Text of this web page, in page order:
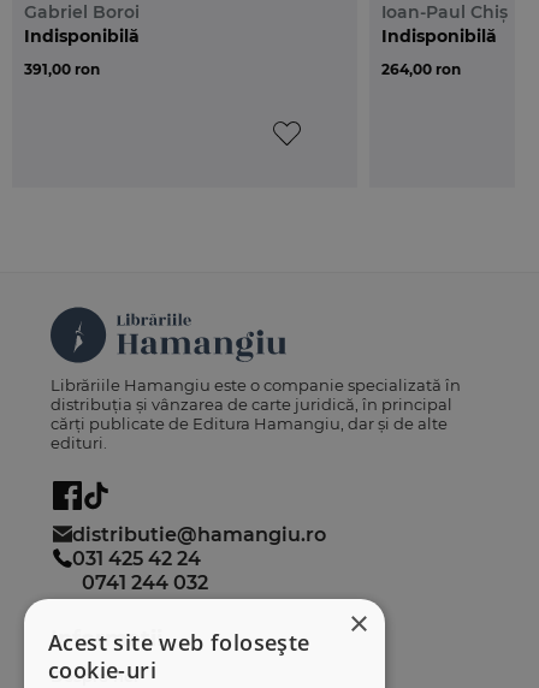
Gabriel Boroi
391,00 ron
Indisponibilă
Ioan-Paul Chiș
264,00 ron
Indisponibilă
×
Acest site web folosește
cookie-uri
Librăriile Hamangiu este o companie specializată în
distribuția și vânzarea de carte juridică, în principal
cărți publicate de Editura Hamangiu, dar și de alte
edituri.
distributie@hamangiu.ro
031 425 42 24
0741 244 032
Informații
Despre noi